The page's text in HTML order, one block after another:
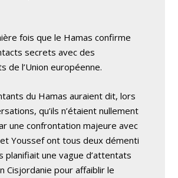
fois que le Hamas confirme
secrets avec des
de l’Union européenne.
du Hamas auraient dit, lors
qu’ils n’étaient nullement
une confrontation majeure avec
Youssef ont tous deux démenti
planifiait une vague d’attentats
Cisjordanie pour affaiblir le